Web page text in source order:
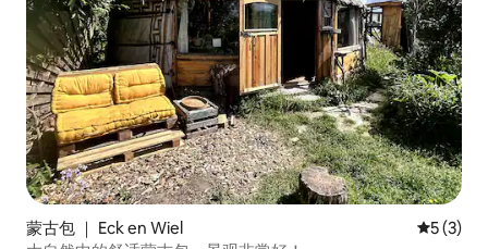
蒙古包 ｜ Eck en Wiel 平均评分
5 (3)